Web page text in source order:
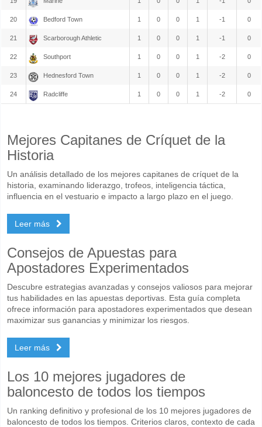
20 Bedford Town 1 0 0 1 -1 0
21 Scarborough Athletic 1 0 0 1 -1 0
22 Southport 1 0 0 1 -2 0
23 Hednesford Town 1 0 0 1 -2 0
24 Radcliffe 1 0 0 1 -2 0
Mejores Capitanes de Críquet de la
Historia
Un análisis detallado de los mejores capitanes de críquet de la
historia, examinando liderazgo, trofeos, inteligencia táctica,
influencia en el vestuario e impacto a largo plazo en el juego.
Leer más
Consejos de Apuestas para
Apostadores Experimentados
Descubre estrategias avanzadas y consejos valiosos para mejorar
tus habilidades en las apuestas deportivas. Esta guía completa
ofrece información para apostadores experimentados que desean
maximizar sus ganancias y minimizar los riesgos.
Leer más
Los 10 mejores jugadores de
baloncesto de todos los tiempos
Un ranking definitivo y profesional de los 10 mejores jugadores de
baloncesto de todos los tiempos. Criterios claros, contexto de cada